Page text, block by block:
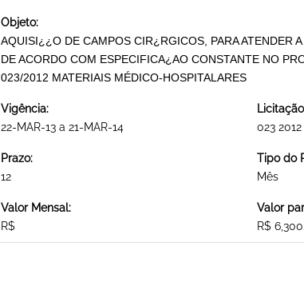
Objeto:
AQUISI¿¿O DE CAMPOS CIR¿RGICOS, PARA ATENDER
DE ACORDO COM ESPECIFICA¿AO CONSTANTE NO
023/2012 MATERIAIS MÉDICO-HOSPITALARES
Vigência:
22-MAR-13 a 21-MAR-14
023 2012
Prazo:
12
Tipo do
Mês
Valor Mensal:
R$
Valor
R$